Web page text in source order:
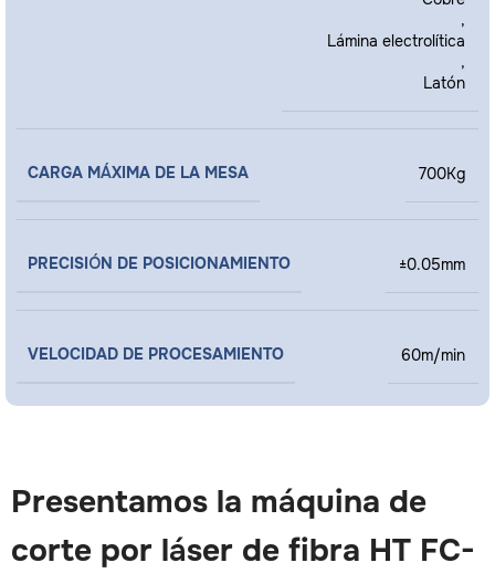
,
Lámina electrolítica
,
Latón
CARGA MÁXIMA DE LA MESA 700Kg
PRECISIÓN DE POSICIONAMIENTO ±0.05mm
VELOCIDAD DE PROCESAMIENTO 60m/min
Presentamos la máquina de
corte por láser de fibra HT FC-